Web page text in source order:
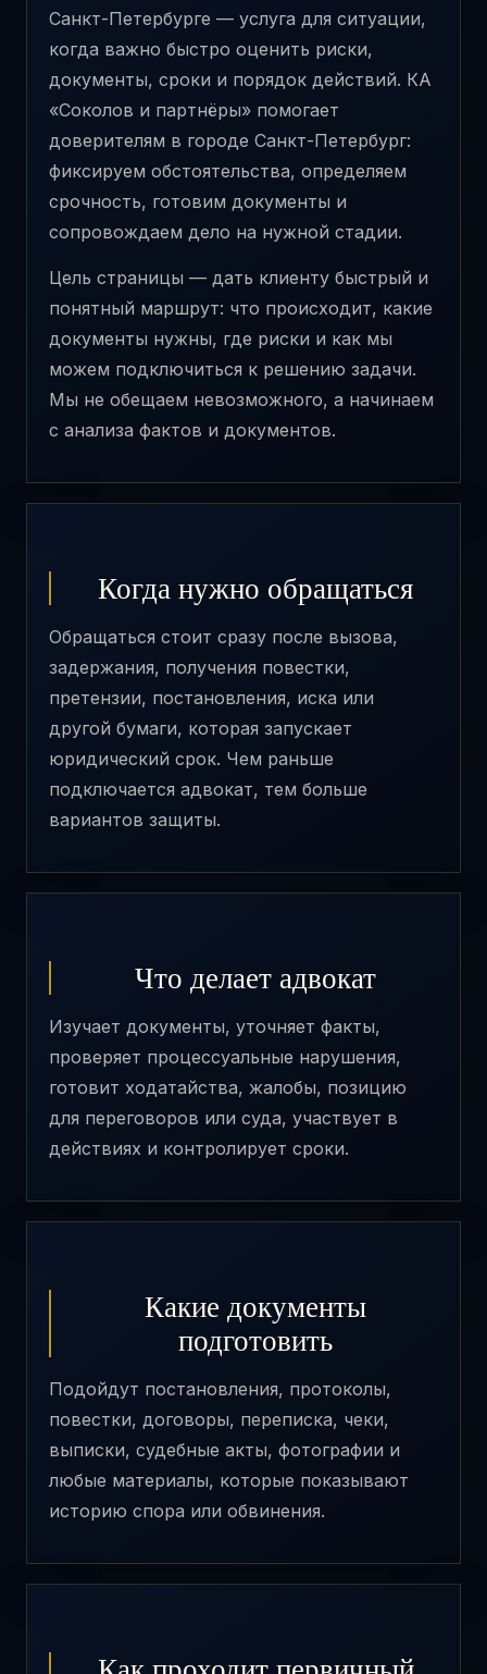
Санкт-Петербурге — услуга для ситуации,
когда важно быстро оценить риски,
документы, сроки и порядок действий. КА
«Соколов и партнёры» помогает
доверителям в городе Санкт-Петербург:
фиксируем обстоятельства, определяем
срочность, готовим документы и
сопровождаем дело на нужной стадии.
Цель страницы — дать клиенту быстрый и
понятный маршрут: что происходит, какие
документы нужны, где риски и как мы
можем подключиться к решению задачи.
Мы не обещаем невозможного, а начинаем
с анализа фактов и документов.
Когда нужно обращаться
Обращаться стоит сразу после вызова,
задержания, получения повестки,
претензии, постановления, иска или
другой бумаги, которая запускает
юридический срок. Чем раньше
подключается адвокат, тем больше
вариантов защиты.
Что делает адвокат
Изучает документы, уточняет факты,
проверяет процессуальные нарушения,
готовит ходатайства, жалобы, позицию
для переговоров или суда, участвует в
действиях и контролирует сроки.
Какие документы
подготовить
Подойдут постановления, протоколы,
повестки, договоры, переписка, чеки,
выписки, судебные акты, фотографии и
любые материалы, которые показывают
историю спора или обвинения.